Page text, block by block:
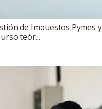
de Impuestos Pymes y
teór...